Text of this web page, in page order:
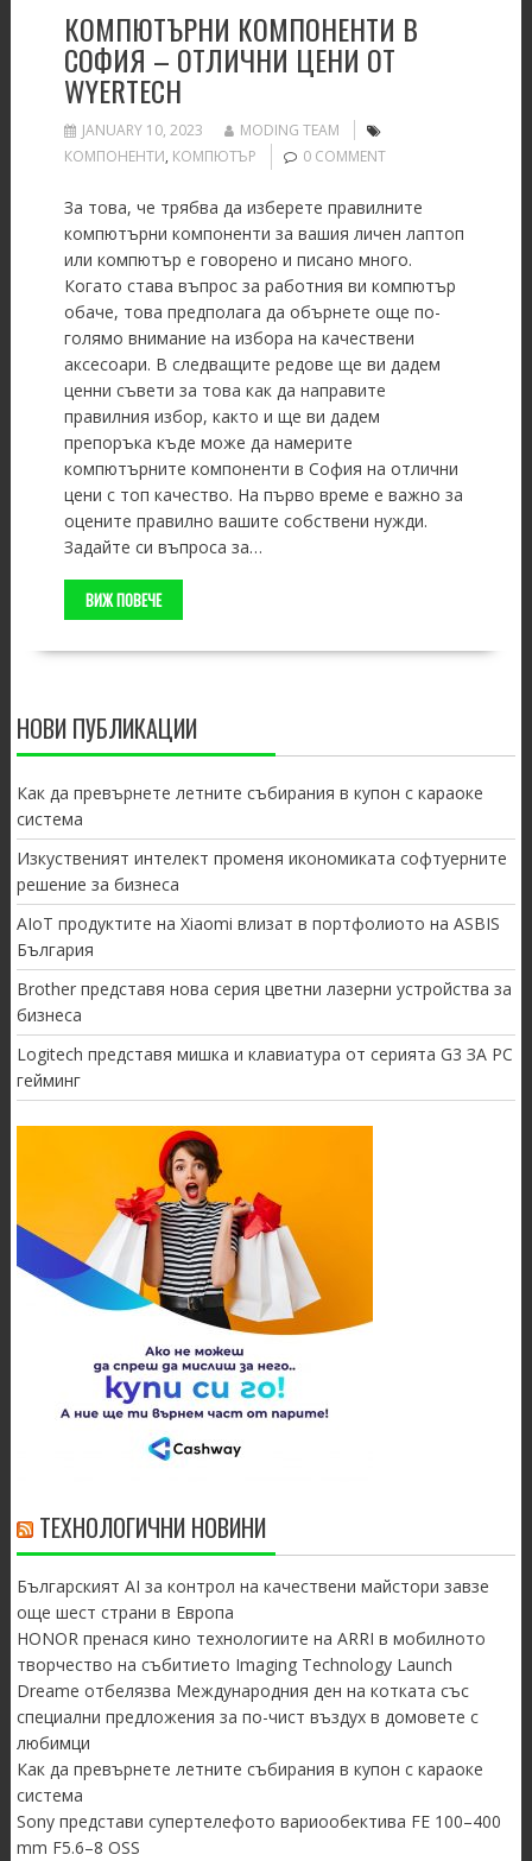
КОМПЮТЪРНИ КОМПОНЕНТИ В
СОФИЯ – ОТЛИЧНИ ЦЕНИ ОТ
WYERTECH
JANUARY 10, 2023
MODING TEAM
КОМПОНЕНТИ, КОМПЮТЪР 0 COMMENT
За това, че трябва да изберете правилните
компютърни компоненти за вашия личен лаптоп
или компютър е говорено и писано много.
Когато става въпрос за работния ви компютър
обаче, това предполага да обърнете още по-
голямо внимание на избора на качествени
аксесоари. В следващите редове ще ви дадем
ценни съвети за това как да направите
правилния избор, както и ще ви дадем
препоръка къде може да намерите
компютърните компоненти в София на отлични
цени с топ качество. На първо време е важно за
оцените правилно вашите собствени нужди.
Задайте си въпроса за…
ВИЖ ПОВЕЧЕ
НОВИ ПУБЛИКАЦИИ
Как да превърнете летните събирания в купон с караоке
система
Изкуственият интелект променя икономиката софтуерните
решение за бизнеса
AIoT продуктите на Xiaomi влизат в портфолиото на ASBIS
България
Brother представя нова серия цветни лазерни устройства за
бизнеса
Logitech представя мишка и клавиатура от серията G3 ЗА PC
гейминг
ТЕХНОЛОГИЧНИ НОВИНИ
Българският AI за контрол на качествени майстори завзе
още шест страни в Европа
HONOR пренася кино технологиите на ARRI в мобилното
творчество на събитието Imaging Technology Launch
Dreame отбелязва Международния ден на котката със
специални предложения за по-чист въздух в домовете с
любимци
Как да превърнете летните събирания в купон с караоке
система
Sony представи супертелефото вариообектива FE 100–400
mm F5.6–8 OSS